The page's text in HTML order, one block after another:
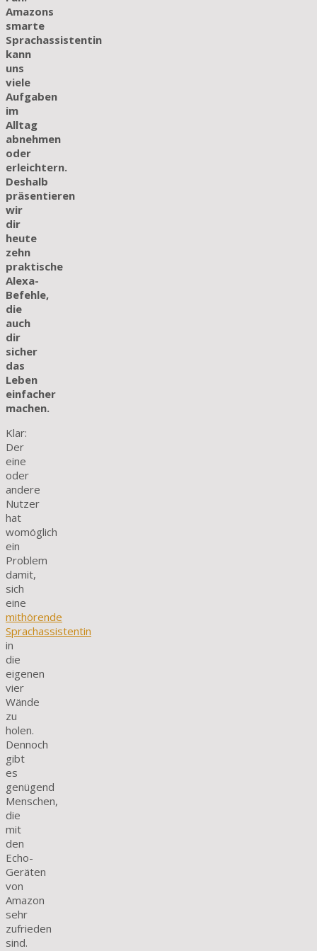
Amazons
smarte
Sprachassistentin
kann
uns
viele
Aufgaben
im
Alltag
abnehmen
oder
erleichtern.
Deshalb
präsentieren
wir
dir
heute
zehn
praktische
Alexa-
Befehle,
die
auch
dir
sicher
das
Leben
einfacher
machen.
Klar:
Der
eine
oder
andere
Nutzer
hat
womöglich
ein
Problem
damit,
sich
eine
mithörende
Sprachassistentin
in
die
eigenen
vier
Wände
zu
holen.
Dennoch
gibt
es
genügend
Menschen,
die
mit
den
Echo-
Geräten
von
Amazon
sehr
zufrieden
sind.